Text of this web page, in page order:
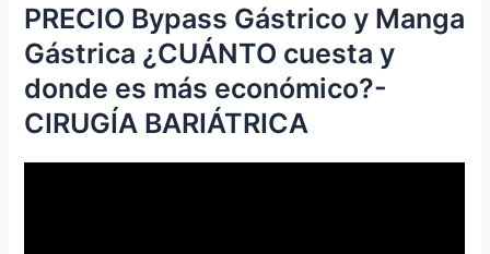
PRECIO Bypass Gástrico y Manga
Gástrica ¿CUÁNTO cuesta y
donde es más económico?-
CIRUGÍA BARIÁTRICA